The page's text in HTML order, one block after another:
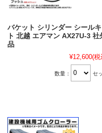
バケット シリンダー シール
ト 北越 エアマン AX27U-3 社
品
¥12,600(税
数量： セ